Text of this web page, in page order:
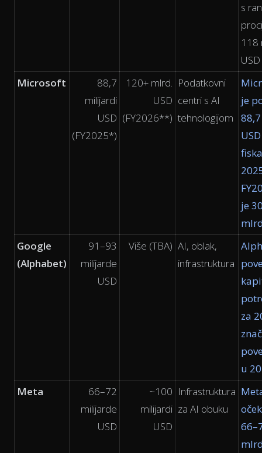
s
118
USD
Microsoft
88,7
milijardi
USD
(FY2025*)
120+ mlrd.
USD
(FY2026**)
Podatkovni
centri s AI
tehnologijom
je
je
Google
(Alphabet)
91–93
milijarde
USD
Više (TBA) AI, oblak,
infrastruktura
za
u
Meta
66–72
milijarde
USD
~100
milijardi
USD
Infrastruktura
za AI obuku